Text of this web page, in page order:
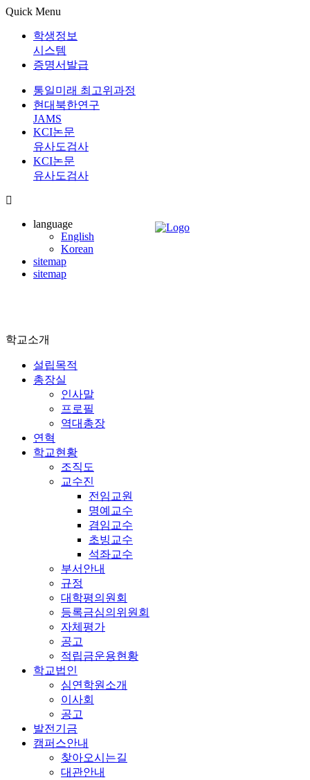
Quick Menu
학생정보
시스템
증명서발급
통일미래 최고위과정
현대북한연구
JAMS
KCI논문
유사도검사
KCI논문
유사도검사
language
English
Korean
sitemap
sitemap
학교소개
설립목적
총장실
인사말
프로필
역대총장
연혁
학교현황
조직도
교수진
전임교원
명예교수
겸임교수
초빙교수
석좌교수
부서안내
규정
대학평의원회
등록금심의위원회
자체평가
공고
적립금운용현황
학교법인
심연학원소개
이사회
공고
발전기금
캠퍼스안내
찾아오시는길
대관안내